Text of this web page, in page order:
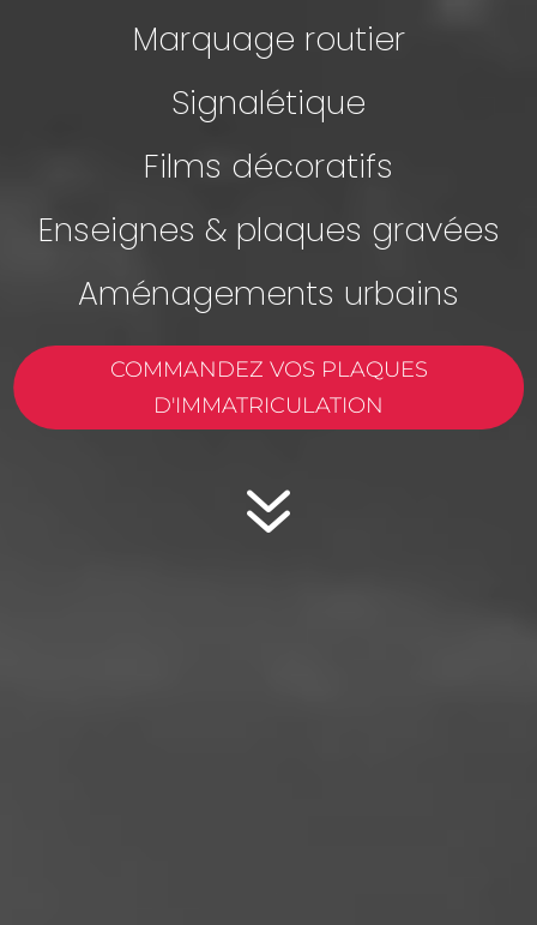
Marquage routier
Signalétique
Films décoratifs
Enseignes & plaques gravées
Aménagements urbains
COMMANDEZ VOS PLAQUES
D'IMMATRICULATION
7